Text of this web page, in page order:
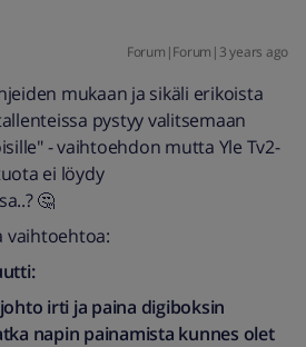
Forum|Forum|3 years ago
mukaan ja sikäli erikoista
pystyy valitsemaan
- vaihtoehdon mutta Yle Tv2-
ei löydy
🤔
vaihtoehtoa:
irti ja paina digiboksin
napin painamista kunnes olet